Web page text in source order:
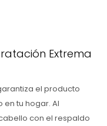
Extrema
el producto
tu hogar. Al
con el respaldo